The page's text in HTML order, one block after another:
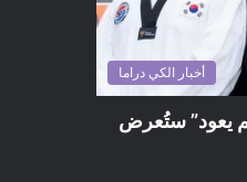
أخبار الكي دراما
يعود” ستُعرض